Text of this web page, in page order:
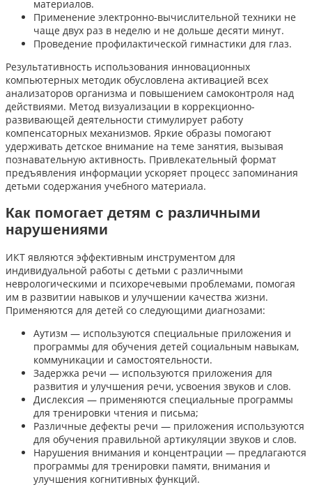
материалов.
Применение электронно-вычислительной техники не
чаще двух раз в неделю и не дольше десяти минут.
Проведение профилактической гимнастики для глаз.
Результативность использования инновационных
компьютерных методик обусловлена активацией всех
анализаторов организма и повышением самоконтроля над
действиями. Метод визуализации в коррекционно-
развивающей деятельности стимулирует работу
компенсаторных механизмов. Яркие образы помогают
удерживать детское внимание на теме занятия, вызывая
познавательную активность. Привлекательный формат
предъявления информации ускоряет процесс запоминания
детьми содержания учебного материала.
Как помогает детям с различными
нарушениями
ИКТ являются эффективным инструментом для
индивидуальной работы с детьми с различными
неврологическими и психоречевыми проблемами, помогая
им в развитии навыков и улучшении качества жизни.
Применяются для детей со следующими диагнозами:
Аутизм — используются специальные приложения и
программы для обучения детей социальным навыкам,
коммуникации и самостоятельности.
Задержка речи — используются приложения для
развития и улучшения речи, усвоения звуков и слов.
Дислексия — применяются специальные программы
для тренировки чтения и письма;
Различные дефекты речи — приложения используются
для обучения правильной артикуляции звуков и слов.
Нарушения внимания и концентрации — предлагаются
программы для тренировки памяти, внимания и
улучшения когнитивных функций.